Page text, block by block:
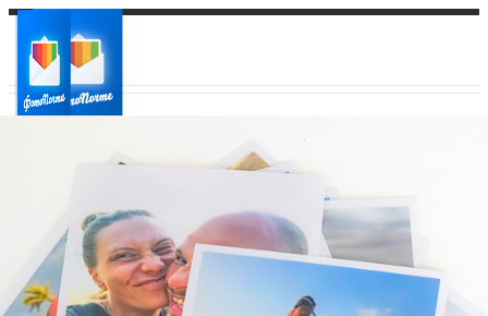
Ваш регион доставки
Выберите из списка: